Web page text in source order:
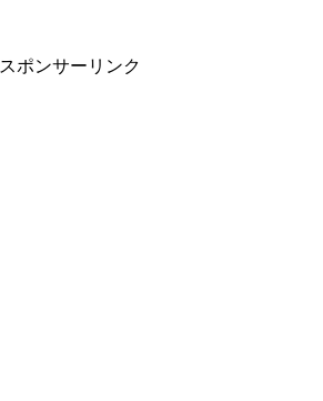
スポンサーリンク